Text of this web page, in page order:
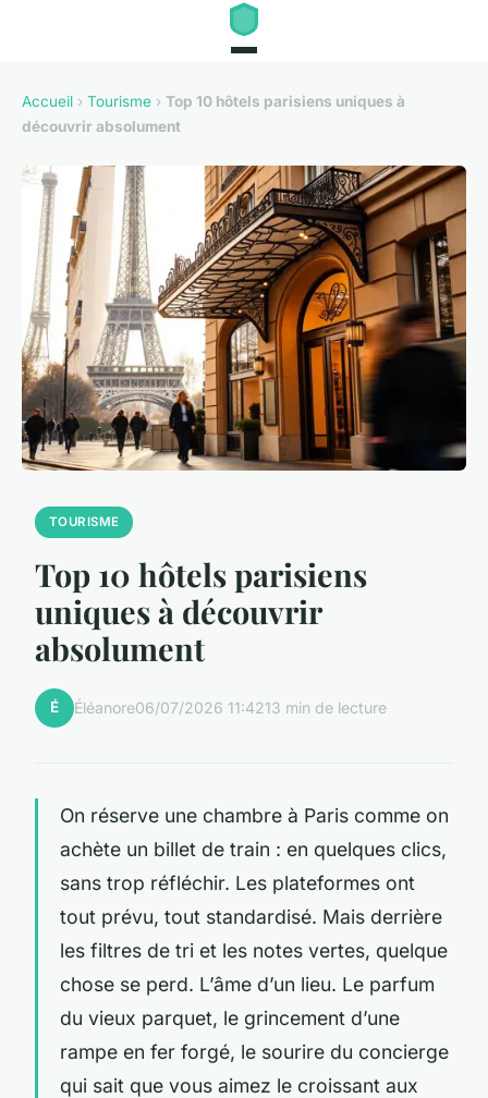
Accueil › Tourisme › Top 10 hôtels parisiens uniques à
découvrir absolument
TOURISME
Top 10 hôtels parisiens
uniques à découvrir
absolument
É Éléanore06/07/2026 11:4213 min de lecture
On réserve une chambre à Paris comme on
achète un billet de train : en quelques clics,
sans trop réfléchir. Les plateformes ont
tout prévu, tout standardisé. Mais derrière
les filtres de tri et les notes vertes, quelque
chose se perd. L’âme d’un lieu. Le parfum
du vieux parquet, le grincement d’une
rampe en fer forgé, le sourire du concierge
qui sait que vous aimez le croissant aux